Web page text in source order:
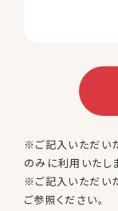
※ご記入いただい
のみに利用いたし
※ご記入いただい
ご参照ください。